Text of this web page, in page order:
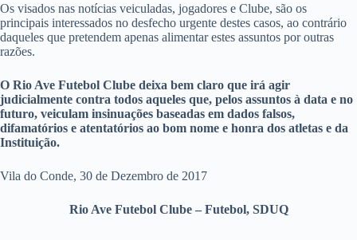
Os visados nas notícias veiculadas, jogadores e Clube, são os
principais interessados no desfecho urgente destes casos, ao contrário
daqueles que pretendem apenas alimentar estes assuntos por outras
razões.
O Rio Ave Futebol Clube deixa bem claro que irá agir
judicialmente contra todos aqueles que, pelos assuntos à data e no
futuro, veiculam insinuações baseadas em dados falsos,
difamatórios e atentatórios ao bom nome e honra dos atletas e da
Instituição.
Vila do Conde, 30 de Dezembro de 2017
Rio Ave Futebol Clube – Futebol, SDUQ